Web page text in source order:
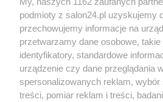
Społeczeństwo
Kultura
podmioty z salon24.pl uzyskujemy
przechowujemy informacje na
przetwarzamy dane osobowe, takie
identyfikatory, standardowe
urządzenie czy dane przeglądania
spersonalizowanych reklam,
treści, pomiar reklam i treści,